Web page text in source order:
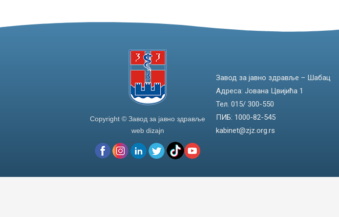
Copyright © Завод за јавно здравље
web dizajn
Завод за јавно здравље – Шабац
Адреса: Јована Цвијића 1
Тел. 015/ 300-550
ПИБ: 1000-82-545
kabinet@zjz.org.rs